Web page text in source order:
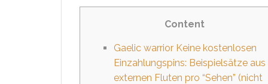
Content
Gaelic warrior Keine kostenlosen
Einzahlungspins: Beispielsätze aus
externen Fluten pro “Sehen” (nicht